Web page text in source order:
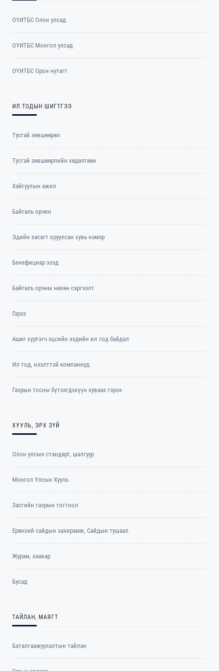
ОҮИТБС Олон улсад
ОYИТБС Монгол улсад
ОYИТБС Орон нутагт
ИЛ ТОДЫН ШИГТГЭЭ
Тусгай зөвшөөрөл
Тусгай зөвшөөрлийн хөдөлгөөн
Хайгуулын ажил
Байгаль орчин
Эдийн засагт оруулсан хувь нэмэр
Бенефициар эзэд
Байгаль орчны нөхөн сэргээлт
Гэрээ
Ашиг хүртэгч эцсийн эздийн ил тод байдал
Ил тод, нээлттэй компаниуд
Газрын тосны бүтээгдэхүүн хуваах гэрээ
ХУУЛЬ, ЭРХ ЗҮЙ
Олон улсын стандарт, шалгуур
Монгол Улсын Хууль
Засгийн газрын тогтоол
Ерөнхий сайдын захирамж, Сайдын тушаал
Журам, заавар
Бусад
ТАЙЛАН, МАЯГТ
Баталгаажуулалтын тайлан